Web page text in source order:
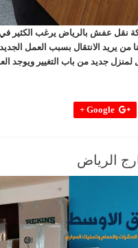
عفش بالرياض يرغب الكثير في
من يريد الانتقال بسبب العمل
لمنزل جديد من باب التغيير ويوجد
Google +
الرياض